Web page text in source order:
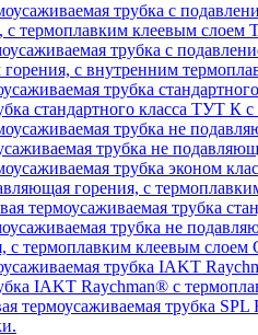
с термоплавким клеевым слоем
горения, с внутренним
стандартного класса ТУТ
трубка не
горения, с
с термоплавким клеевым слоем
IAKT Raychman® с